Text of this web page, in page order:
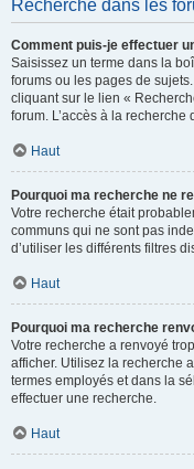
Recherche dans les
Comment puis-je effectuer
Saisissez un terme dans la
forums ou les pages de
cliquant sur le lien «
forum. L’accès à la
Haut
Pourquoi ma recherche ne
Votre recherche était
communs qui ne sont pas
d’utiliser les différents filtres
Haut
Pourquoi ma recherche
Votre recherche a renvoyé
afficher. Utilisez la recherche
termes employés et dans la
effectuer une recherche.
Haut